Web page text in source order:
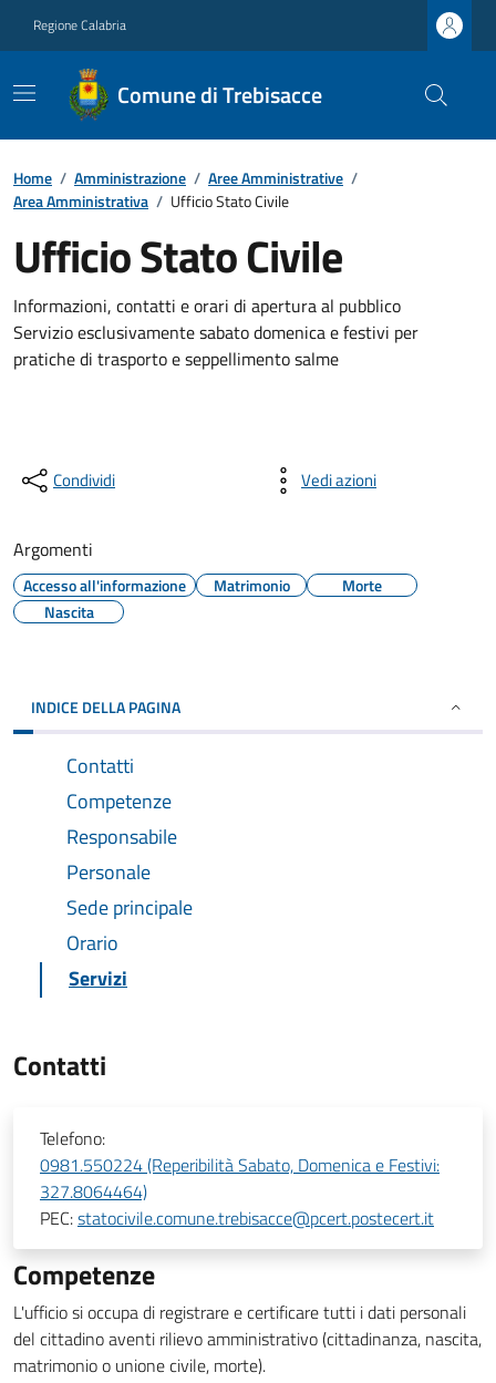
Regione Calabria
Comune di Trebisacce
Home / Amministrazione / Aree Amministrative /
Area Amministrativa / Ufficio Stato Civile
Ufficio Stato Civile
Informazioni, contatti e orari di apertura al pubblico
Servizio esclusivamente sabato domenica e festivi per
pratiche di trasporto e seppellimento salme
Condividi Vedi azioni
Argomenti
Accesso all'informazione Matrimonio
Morte
Nascita
INDICE DELLA PAGINA
Contatti
Competenze
Responsabile
Personale
Sede principale
Orario
Servizi
Contatti
Telefono:
0981.550224 (Reperibilità Sabato, Domenica e Festivi:
327.8064464)
PEC:statocivile.comune.trebisacce@pcert.postecert.it
Competenze
L'ufficio si occupa di registrare e certificare tutti i dati personali
del cittadino aventi rilievo amministrativo (cittadinanza, nascita,
matrimonio o unione civile, morte).